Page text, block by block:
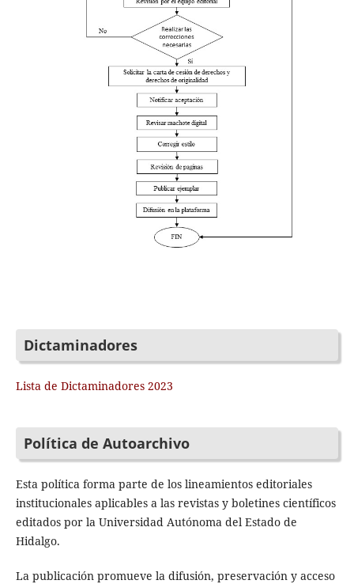
Dictaminadores
Lista de Dictaminadores 2023
Política de Autoarchivo
Esta política forma parte de los lineamientos editoriales
institucionales aplicables a las revistas y boletines científicos
editados por la Universidad Autónoma del Estado de
Hidalgo.
La publicación promueve la difusión, preservación y acceso